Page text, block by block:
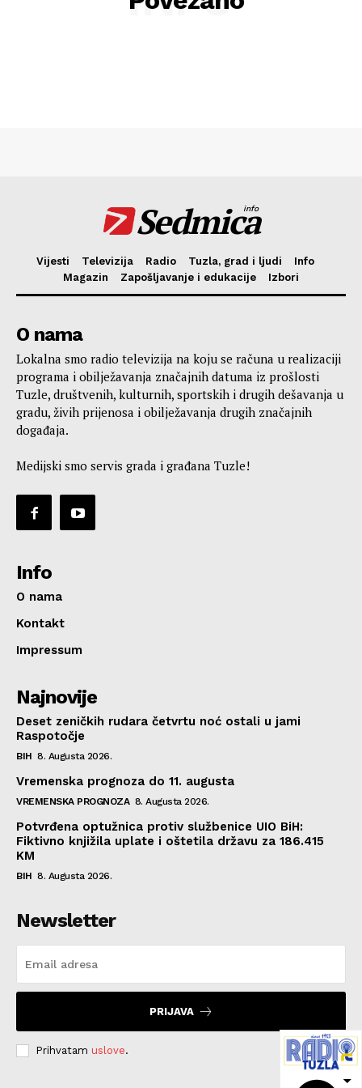
Sedmica
info
Vijesti Televizija Radio Tuzla, grad i ljudi
Info
Magazin
Zapošljavanje i edukacije Izbori
O nama
Lokalna smo radio televizija na koju se računa u realizaciji
programa i obilježavanja značajnih datuma iz prošlosti
Tuzle, društvenih, kulturnih, sportskih i drugih dešavanja u
gradu, živih prijenosa i obilježavanja drugih značajnih
događaja.
Medijski smo servis grada i građana Tuzle!
Info
O nama
Kontakt
Impressum
Najnovije
Deset zeničkih rudara četvrtu noć ostali u jami
Raspotočje
BIH 8. Augusta 2026.
Vremenska prognoza do 11. augusta
VREMENSKA PROGNOZA 8. Augusta 2026.
Potvrđena optužnica protiv službenice UIO BiH:
Fiktivno knjižila uplate i oštetila državu za 186.415
KM
BIH 8. Augusta 2026.
Newsletter
PRIJAVA
Prihvatam uslove.